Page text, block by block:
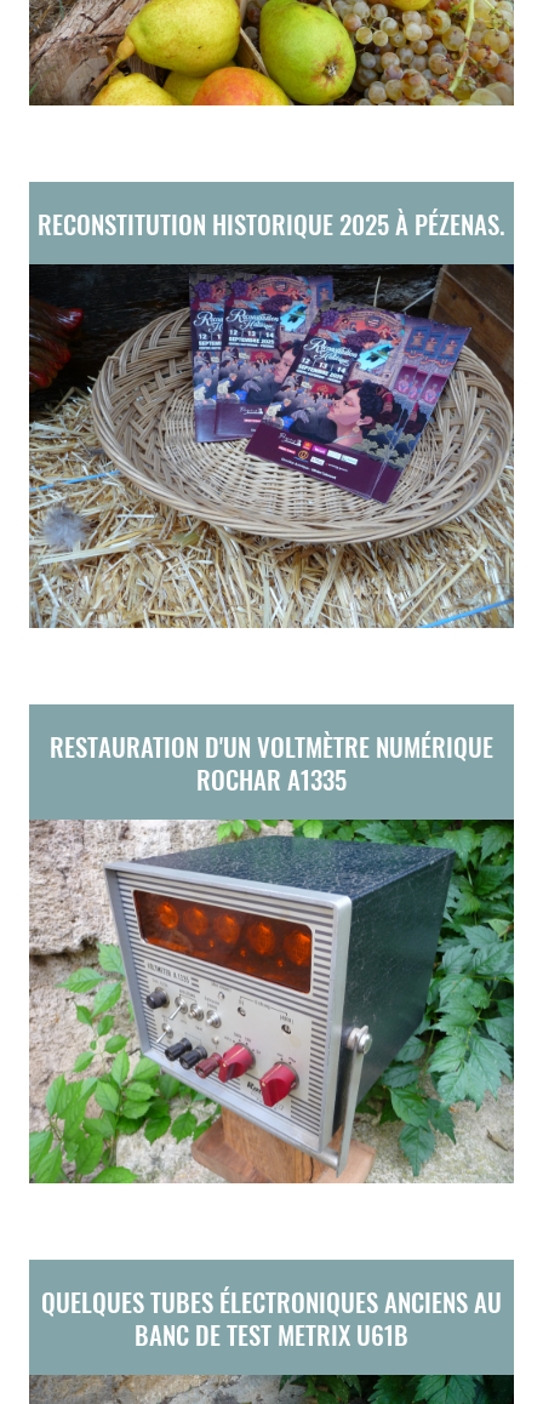
RECONSTITUTION HISTORIQUE 2025 À PÉZENAS.
RESTAURATION D'UN VOLTMÈTRE NUMÉRIQUE
ROCHAR A1335
QUELQUES TUBES ÉLECTRONIQUES ANCIENS AU
BANC DE TEST METRIX U61B